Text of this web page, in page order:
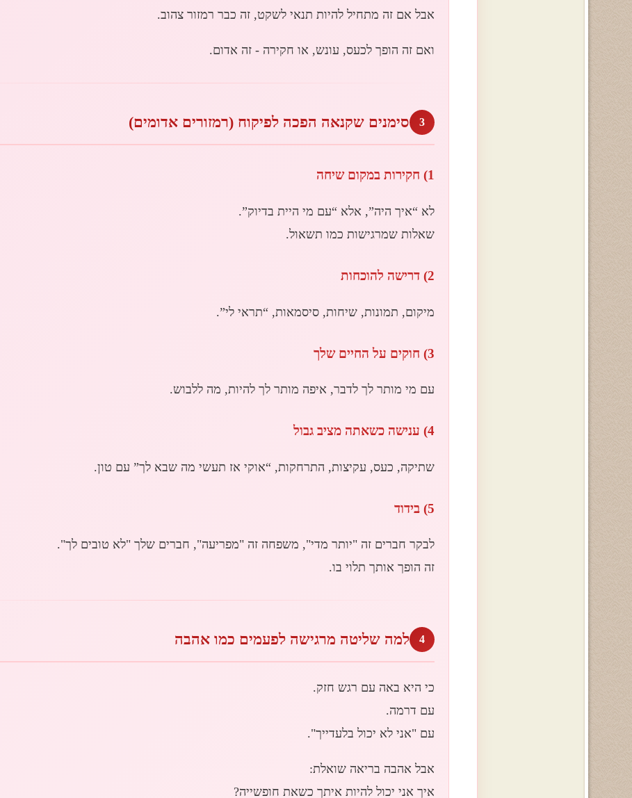
אבל אם זה מתחיל להיות תנאי לשקט, זה כבר רמזור צהוב.
ואם זה הופך לכעס, עונש, או חקירה - זה אדום.
3 סימנים שקנאה הפכה לפיקוח (רמזורים אדומים)
1) חקירות במקום שיחה
לא “איך היה”, אלא “עם מי היית בדיוק”.
שאלות שמרגישות כמו תשאול.
2) דרישה להוכחות
מיקום, תמונות, שיחות, סיסמאות, “תראי לי”.
3) חוקים על החיים שלך
עם מי מותר לך לדבר, איפה מותר לך להיות, מה ללבוש.
4) ענישה כשאתה מציב גבול
שתיקה, כעס, עקיצות, התרחקות, “אוקי אז תעשי מה שבא לך” עם טון.
5) בידוד
לבקר חברים זה "יותר מדי", משפחה זה "מפריעה", חברים שלך "לא טובים לך".
זה הופך אותך תלוי בו.
4 למה שליטה מרגישה לפעמים כמו אהבה
כי היא באה עם רגש חזק.
עם דרמה.
עם "אני לא יכול בלעדייך".
אבל אהבה בריאה שואלת:
איך אני יכול להיות איתך כשאת חופשייה?